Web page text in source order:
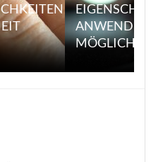
MÖGLICHE